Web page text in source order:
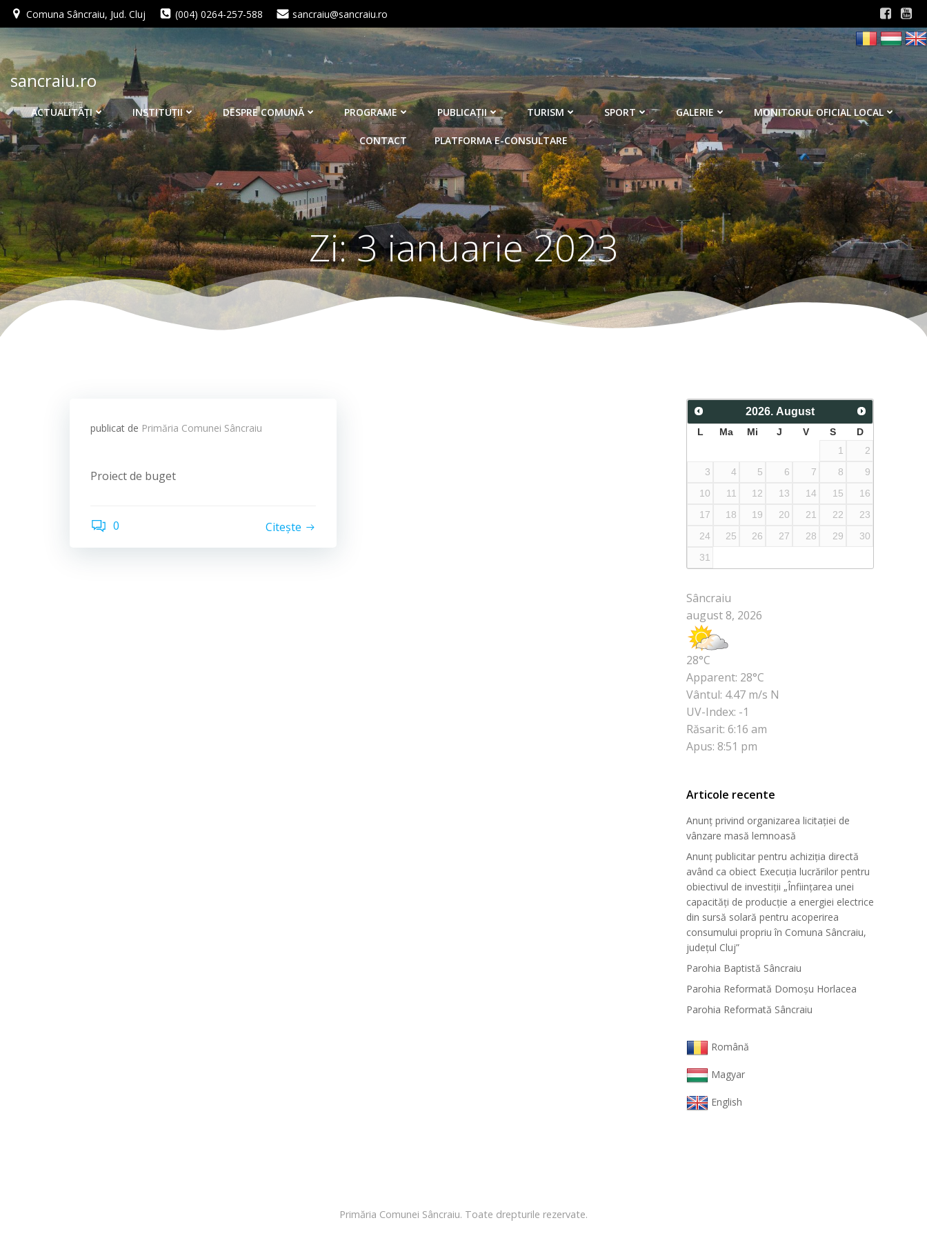
Skip
to
content
Comuna Sâncraiu, Jud. Cluj (004) 0264-257-588 sancraiu@sancraiu.ro
sancraiu.ro
ACTUALITĂŢI INSTITUŢII DESPRE COMUNĂ PROGRAME PUBLICAŢII TURISM SPORT GALERIE MONITORUL OFICIAL LOCAL
CONTACT PLATFORMA E-CONSULTARE
Zi:3 ianuarie 2023
publicat de Primăria Comunei Sâncraiu
Proiect de buget
0 Citește
2026. August
L Ma Mi J V S
D
1
2
3
4 5 6 7 8
9
10
11 12 13 14 15
16
17
18 19 20 21 22
23
24
25 26 27 28 29
30
31
Sâncraiu
august 8, 2026
28°C
Apparent: 28°C
Vântul: 4.47 m/s N
UV-Index: -1
Răsarit: 6:16 am
Apus: 8:51 pm
Articole recente
Anunț privind organizarea licitației de
vânzare masă lemnoasă
Anunț publicitar pentru achiziția directă
având ca obiect Execuția lucrărilor pentru
obiectivul de investiții „Înființarea unei
capacități de producție a energiei electrice
din sursă solară pentru acoperirea
consumului propriu în Comuna Sâncraiu,
județul Cluj”
Parohia Baptistă Sâncraiu
Parohia Reformată Domoşu Horlacea
Parohia Reformată Sâncraiu
Română
Magyar
English
Primăria Comunei Sâncraiu. Toate drepturile rezervate.